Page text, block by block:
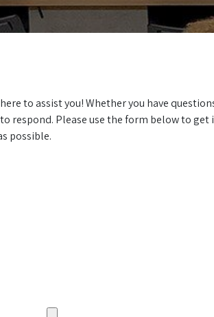
to assist you! Whether you have
respond. Please use the form below to
possible.